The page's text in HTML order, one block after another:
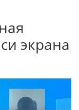
экрана